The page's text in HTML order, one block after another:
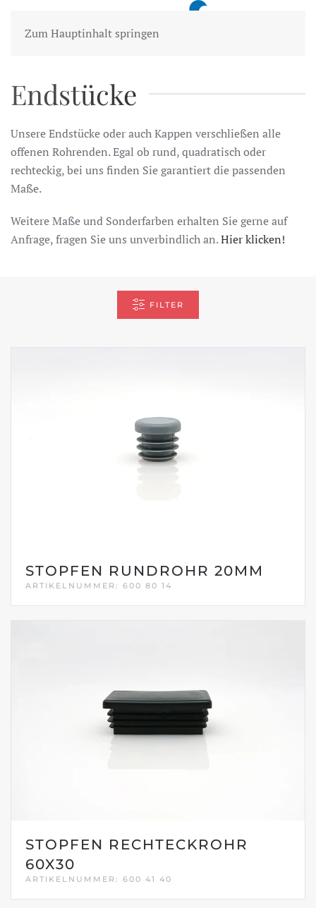
Zum Hauptinhalt springen
Endstücke
Unsere Endstücke oder auch Kappen verschließen alle
offenen Rohrenden. Egal ob rund, quadratisch oder
rechteckig, bei uns finden Sie garantiert die passenden
Maße.
Weitere Maße und Sonderfarben erhalten Sie gerne auf
Anfrage, fragen Sie uns unverbindlich an.Hier klicken!
FILTER
STOPFEN RUNDROHR 20MM
ARTIKELNUMMER: 600 80 14
STOPFEN RECHTECKROHR
60X30
ARTIKELNUMMER: 600 41 40